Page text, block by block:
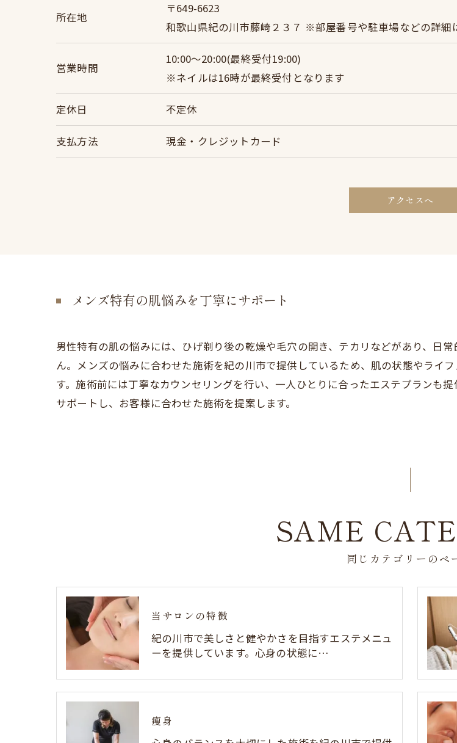
所在地
〒649-6623
和歌山県紀の川市藤崎２３７ ※部屋番号や駐車場などの詳細
営業時間
10:00～20:00(最終受付19:00)
※ネイルは16時が最終受付となります
定休日 不定休
支払方法 現金・クレジットカード
アクセスへ
メンズ特有の肌悩みを丁寧にサポート
男性特有の肌の悩みには、ひげ剃り後の乾燥や毛穴の開き、テカリなどがあり、日
ん。メンズの悩みに合わせた施術を紀の川市で提供しているため、肌の状態やライ
す。施術前には丁寧なカウンセリングを行い、一人ひとりに合ったエステプランも
サポートし、お客様に合わせた施術を提案します。
同じカテゴリーのペ
SAME
当サロンの特徴
紀の川市で美しさと健やかさを目指すエステメニュ
ーを提供しています。心身の状態に…
痩身